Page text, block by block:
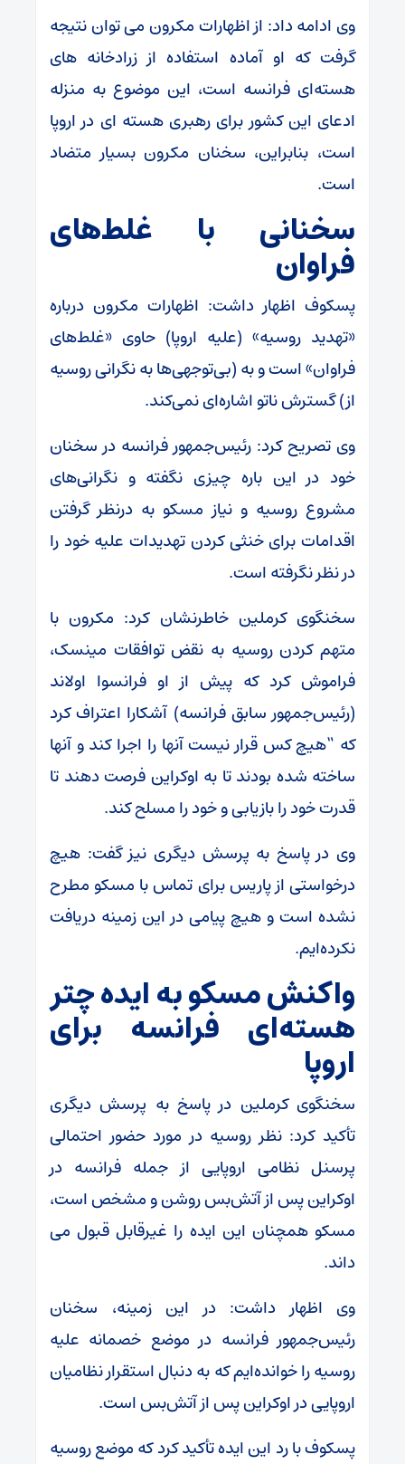
وی ادامه داد: از اظهارات مکرون می توان نتیجه
گرفت که او آماده استفاده از زرادخانه های
هسته‌ای فرانسه است، این موضوع به منزله
ادعای این کشور برای رهبری هسته ای در اروپا
است، بنابراین، سخنان مکرون بسیار متضاد
است.
سخنانی با غلط‌های
فراوان
پسکوف اظهار داشت: اظهارات مکرون درباره
«تهدید روسیه» (علیه اروپا) حاوی «غلط‌های
فراوان» است و به (بی‌توجهی‌ها به نگرانی روسیه
از) گسترش ناتو اشاره‌ای نمی‌کند.
وی تصریح کرد:‌ رئیس‌جمهور فرانسه در سخنان
خود در این باره چیزی نگفته و نگرانی‌های
مشروع روسیه و نیاز مسکو به درنظر گرفتن
اقدامات برای خنثی کردن تهدیدات علیه خود را
در نظر نگرفته است.
سخنگوی کرملین خاطرنشان کرد: مکرون با
متهم کردن روسیه به نقض توافقات مینسک،
فراموش کرد که پیش از او فرانسوا اولاند
(رئیس‌جمهور سابق فرانسه) آشکارا اعتراف کرد
که “هیچ کس قرار نیست آنها را اجرا کند و آنها
ساخته شده بودند تا به اوکراین فرصت دهند تا
قدرت خود را بازیابی و خود را مسلح کند.
وی در پاسخ به پرسش دیگری نیز گفت: هیچ
درخواستی از پاریس برای تماس با مسکو مطرح
نشده است و هیچ پیامی در این زمینه دریافت
نکرده‌ایم.
واکنش مسکو به ایده چتر
هسته‌ای فرانسه برای
اروپا
سخنگوی کرملین در پاسخ به پرسش دیگری
تأکید کرد: نظر روسیه در مورد حضور احتمالی
پرسنل نظامی اروپایی از جمله فرانسه در
اوکراین پس از آتش‌بس روشن و مشخص است،
مسکو همچنان این ایده را غیرقابل قبول می
داند.
وی اظهار داشت: در این زمینه، سخنان
رئیس‌جمهور فرانسه در موضع خصمانه علیه
روسیه را خوانده‌ایم که به دنبال استقرار نظامیان
اروپایی در اوکراین پس از آتش‌بس است.
پسکوف با رد این ایده تأکید کرد که موضع روسیه